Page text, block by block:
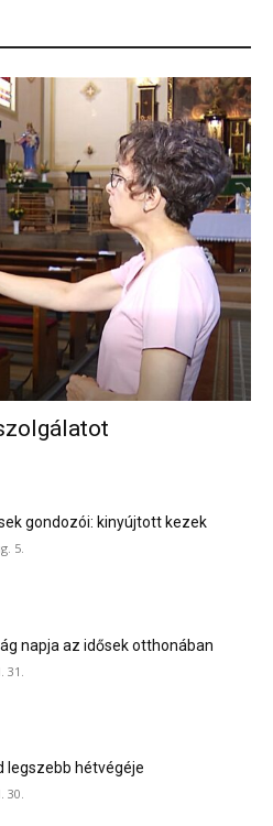
gondozói: kinyújtott kezek
5.
napja az idősek otthonában
31.
legszebb hétvégéje
30.